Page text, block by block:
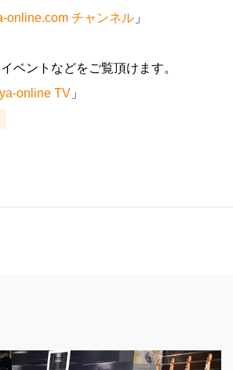
online.com チャンネル 」
ベントなどをご覧頂けます。
online TV 」